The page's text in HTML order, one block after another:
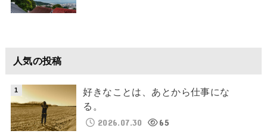
人気の投稿
好きなことは、あとから仕事にな
る。
2026.07.30
65